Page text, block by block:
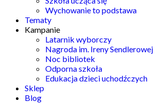
Wychowanie to podstawa
Tematy
Kampanie
Latarnik wyborczy
Nagroda im. Ireny Sendlerowej
Noc bibliotek
Odporna szkoła
Edukacja dzieci uchodźczych
Sklep
Blog